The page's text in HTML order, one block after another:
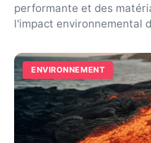
performante et des
l'impact environnemental
ENVIRONNEMENT